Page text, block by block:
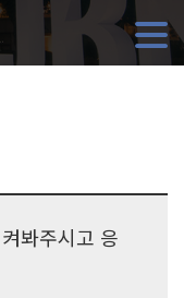
봐주시고 응